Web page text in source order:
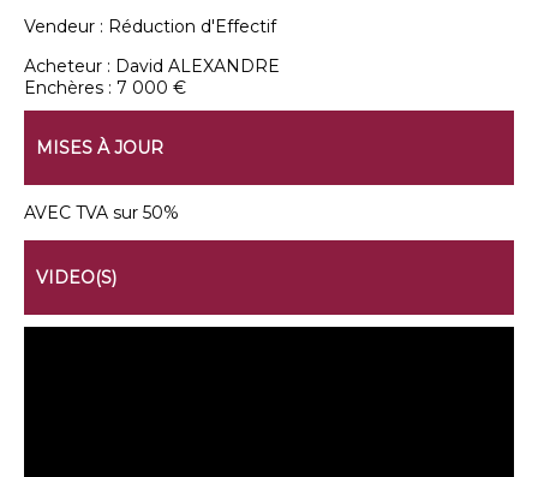
Vendeur : Réduction d'Effectif
Acheteur : David ALEXANDRE
Enchères : 7 000 €
MISES À JOUR
AVEC TVA sur 50%
VIDEO(S)